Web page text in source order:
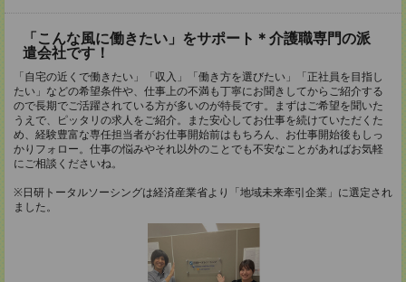
「こんな風に働きたい」をサポート＊介護職専門の派
遣会社です！
「自宅の近くで働きたい」「収入」「働き方を選びたい」「正社員を目指し
たい」などの希望条件や、仕事上の不満も丁寧にお聞きしてからご紹介する
ので長期でご活躍されている方が多いのが特長です。まずはご希望を聞いた
うえで、ピッタリの求人をご紹介。また安心してお仕事を続けていただくた
め、経験豊富な専任担当者がお仕事開始前はもちろん、お仕事開始後もしっ
かりフォロー。仕事の悩みやそれ以外のことでも不安なことがあればお気軽
にご相談くださいね。
※日研トータルソーシングは経済産業省より「地域未来牽引企業」に選定され
ました。